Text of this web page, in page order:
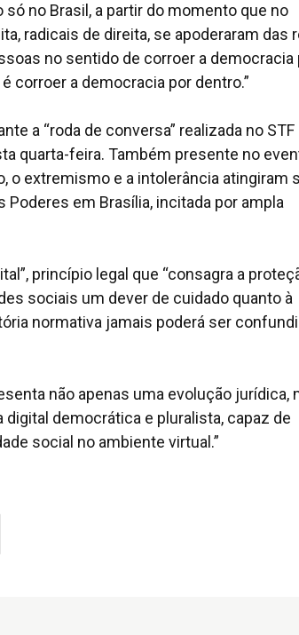
no Brasil, a partir do momento que no
radicais de direita, se apoderaram das
no sentido de corroer a democracia
corroer a democracia por dentro.”
a “roda de conversa” realizada no STF
quarta-feira. Também presente no
o extremismo e a intolerância atingiram
em Brasília, incitada por ampla
princípio legal que “consagra a
sociais um dever de cuidado quanto à
normativa jamais poderá ser
não apenas uma evolução jurídica,
democrática e pluralista, capaz de
social no ambiente virtual.”